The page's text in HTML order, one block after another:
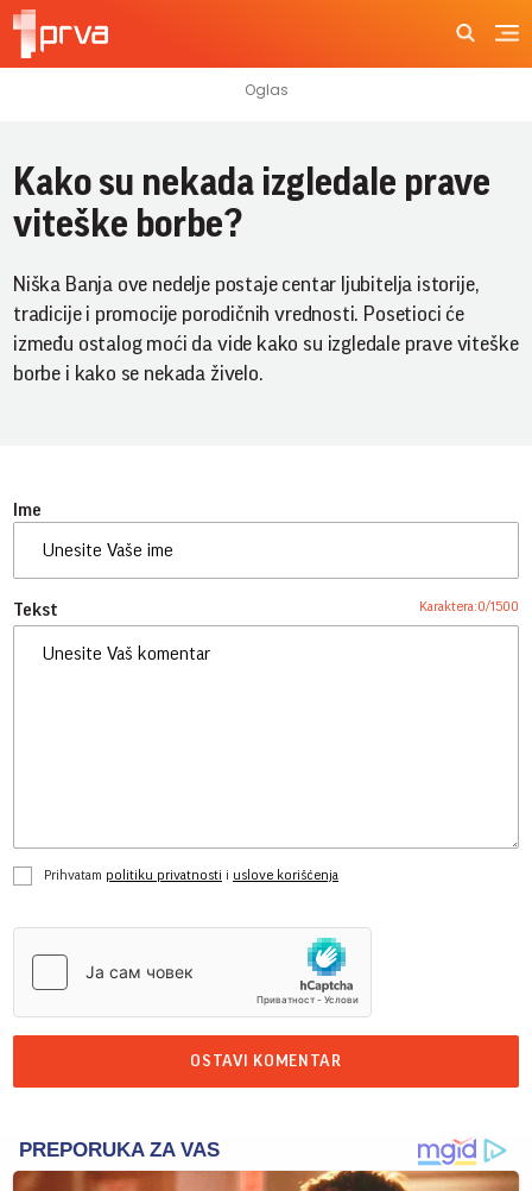
Kako su nekada izgledale prave
viteške borbe?
Niška Banja ove nedelje postaje centar ljubitelja istorije,
tradicije i promocije porodičnih vrednosti. Posetioci će
između ostalog moći da vide kako su izgledale prave viteške
borbe i kako se nekada živelo.
Ime
Tekst Karaktera:0/1500
Prihvatam politiku privatnosti i uslove korišćenja
OSTAVI KOMENTAR